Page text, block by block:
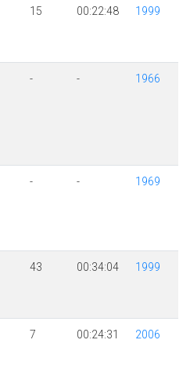
15 00:22:48 1999
- - 1966
- - 1969
43 00:34:04 1999
7 00:24:31 2006